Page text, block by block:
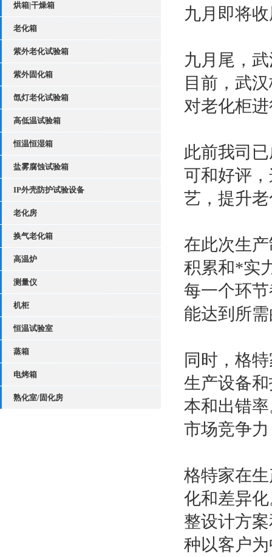
烘箱|干燥箱
老化箱
紫外老化试验箱
紫外固化箱
氙灯老化试验箱
高低温试验箱
恒温恒湿箱
盐雾腐蚀试验箱
IP外壳防护试验设备
老化房
换气老化箱
高温炉
测量仪
机柜
恒温试验室
蒸箱
电烤箱
熟化室/固化房
九月即将
九月尾，
目前，武
对老化柜
此前我司
可和好评
艺，提升
在此次生
积累和*实
每一个环
能达到所
同时，格
生产设备
本和出错
市场竞争
格特家在
化和差异
整设计方
种以客户